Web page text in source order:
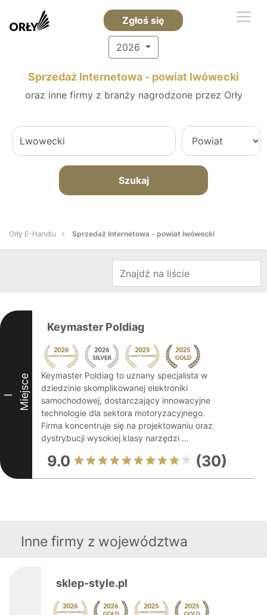
Zgłoś się
2026
Sprzedaż Internetowa - powiat lwówecki
oraz inne firmy z branży nagrodzone przez Orły
Szukaj
Orły E-Handlu Sprzedaż Internetowa - powiat lwówecki
I Miejsce
Keymaster Poldiag
Keymaster Poldiag to uznany specjalista w
dziedzinie skomplikowanej elektroniki
samochodowej, dostarczający innowacyjne
technologie dla sektora motoryzacyjnego.
Firma koncentruje się na projektowaniu oraz
dystrybucji wysokiej klasy narzędzi ...
9.0 (30)
Inne firmy z województwa
sklep-style.pl